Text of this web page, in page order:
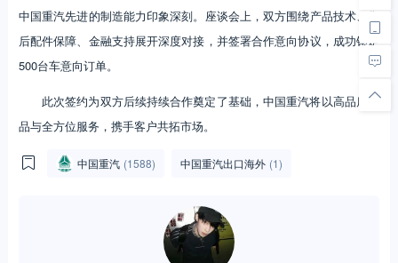
中国重汽先进的制造能力印象深刻。座谈会上，双方围绕产品技术、售
后配件保障、金融支持展开深度对接，并签署合作意向协议，成功锁定
500台车意向订单。
此次签约为双方后续持续合作奠定了基础，中国重汽将以高品质产
品与全方位服务，携手客户共拓市场。
中国重汽 (1588) 中国重汽出口海外 (1)